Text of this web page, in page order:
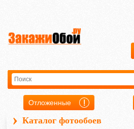
Отложенные
› Каталог фотообоев